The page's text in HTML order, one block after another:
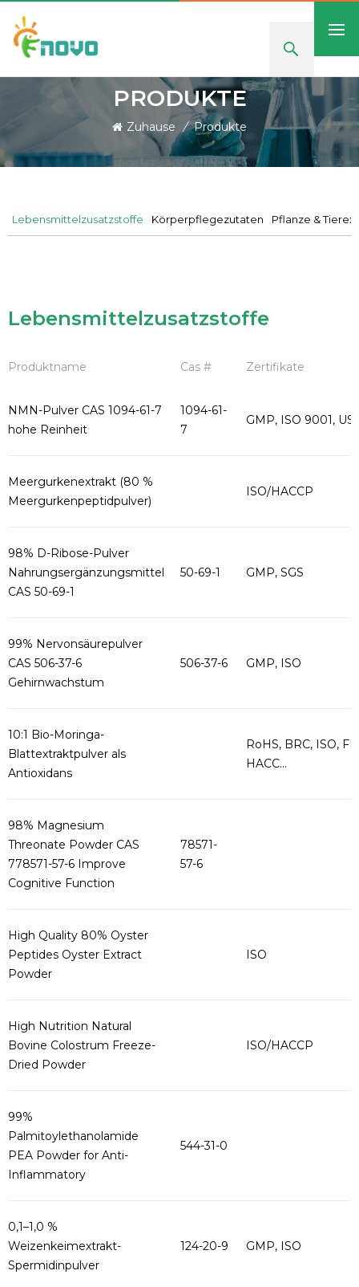
PRODUKTE
Zuhause / Produkte
Lebensmittelzusatzstoffe Körperpflegezutaten Pflanze &
Lebensmittelzusatzstoffe
Produktname Cas # Zertifikate
NMN-Pulver CAS 1094-61-7
hohe Reinheit
1094-61-
7
GMP, ISO 9001,
Meergurkenextrakt (80 %
Meergurkenpeptidpulver)
ISO/HACCP
98% D-Ribose-Pulver
Nahrungsergänzungsmittel
CAS 50-69-1
50-69-1 GMP, SGS
99% Nervonsäurepulver
CAS 506-37-6
Gehirnwachstum
506-37-6 GMP, ISO
10:1 Bio-Moringa-
Blattextraktpulver als
Antioxidans
RoHS, BRC, ISO,
HACC...
98% Magnesium
Threonate Powder CAS
778571-57-6 Improve
Cognitive Function
78571-
57-6
High Quality 80% Oyster
Peptides Oyster Extract
Powder
ISO
High Nutrition Natural
Bovine Colostrum Freeze-
Dried Powder
ISO/HACCP
99%
Palmitoylethanolamide
PEA Powder for Anti-
Inflammatory
544-31-0
0,1–1,0 %
Weizenkeimextrakt-
Spermidinpulver
124-20-9 GMP, ISO